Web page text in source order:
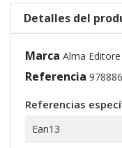
Detalles del
Marca Alma Editore
Referencia
Referencias
Ean13